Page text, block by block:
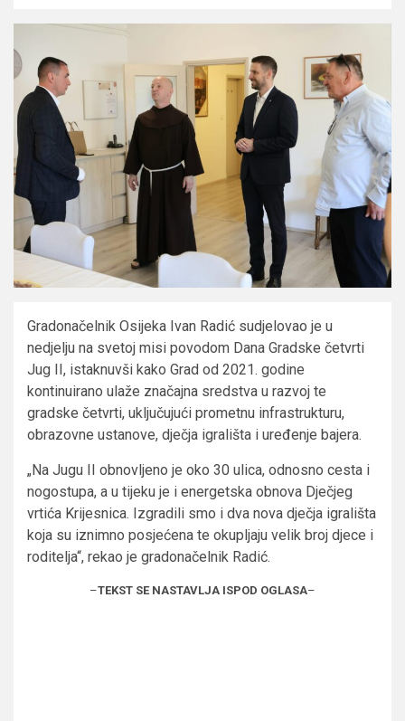
Gradonačelnik Osijeka Ivan Radić sudjelovao je u
nedjelju na svetoj misi povodom Dana Gradske četvrti
Jug II, istaknuvši kako Grad od 2021. godine
kontinuirano ulaže značajna sredstva u razvoj te
gradske četvrti, uključujući prometnu infrastrukturu,
obrazovne ustanove, dječja igrališta i uređenje bajera.
„Na Jugu II obnovljeno je oko 30 ulica, odnosno cesta i
nogostupa, a u tijeku je i energetska obnova Dječjeg
vrtića Krijesnica. Izgradili smo i dva nova dječja igrališta
koja su iznimno posjećena te okupljaju velik broj djece i
roditelja“, rekao je gradonačelnik Radić.
–TEKST SE NASTAVLJA ISPOD OGLASA–